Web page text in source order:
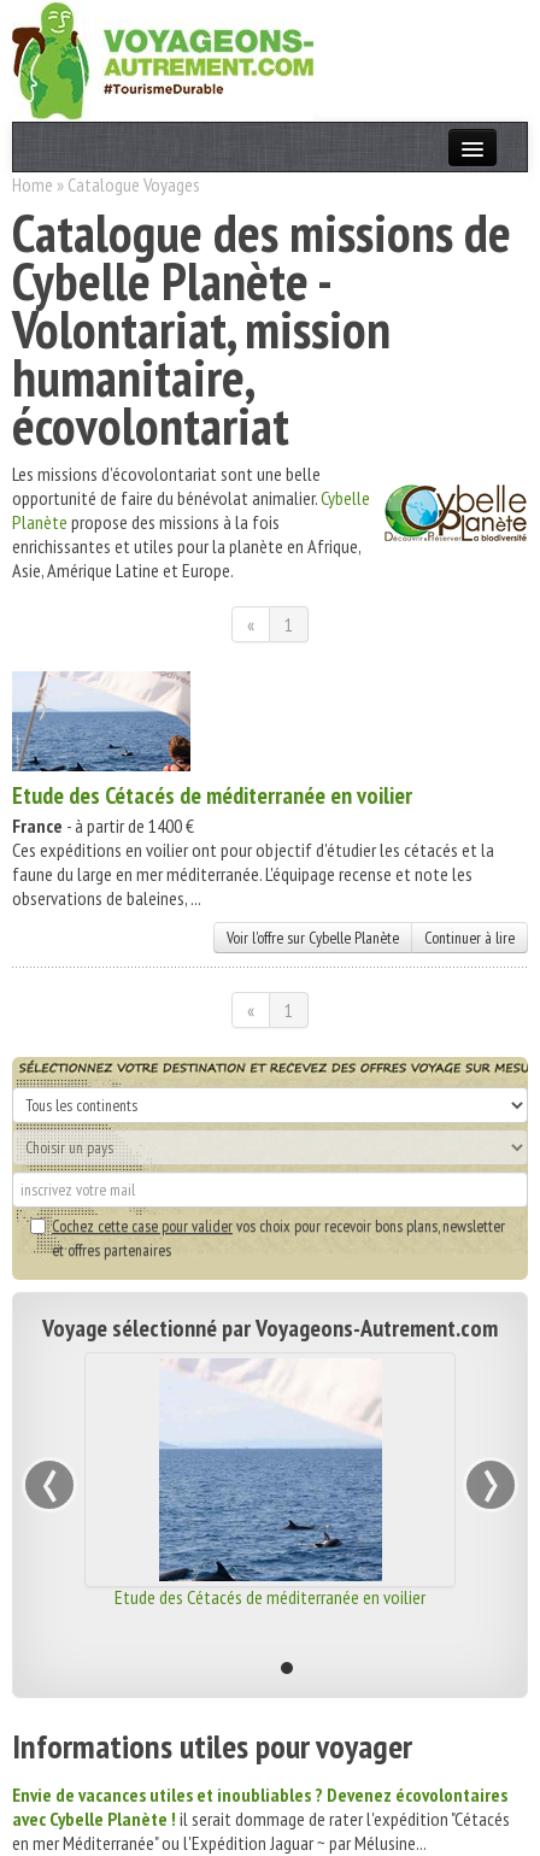
Actualités
T. Responsable
Destinations
Acteurs
Thèmes
OK
Home » Catalogue Voyages
Catalogue des missions de
Cybelle Planète -
Volontariat, mission
humanitaire,
écovolontariat
Les missions d’écovolontariat sont une belle
opportunité de faire du bénévolat animalier.Cybelle
Planète propose des missions à la fois
enrichissantes et utiles pour la planète en Afrique,
Asie, Amérique Latine et Europe.
« 1
Etude des Cétacés de méditerranée en voilier
France - à partir de 1400 €
Ces expéditions en voilier ont pour objectif d'étudier les cétacés et la
faune du large en mer méditerranée. L'équipage recense et note les
observations de baleines, ...
Voir l'offre sur Cybelle Planète Continuer à lire
« 1
Cochez cette case pour validervos choix pour recevoir bons plans, newsletter
et offres partenaires
Voyage sélectionné par Voyageons-Autrement.com
Etude des Cétacés de méditerranée en voilier
‹ ›
Informations utiles pour voyager
Envie de vacances utiles et inoubliables ? Devenez écovolontaires
avec Cybelle Planète ! il serait dommage de rater l'expédition "Cétacés
en mer Méditerranée" ou l'Expédition Jaguar ~ par Mélusine...